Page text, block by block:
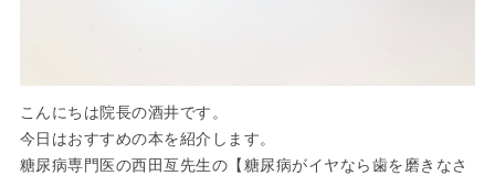
こんにちは院長の酒井です。
今日はおすすめの本を紹介します。
糖尿病専門医の西田亙先生の【糖尿病がイヤなら歯を磨きなさ